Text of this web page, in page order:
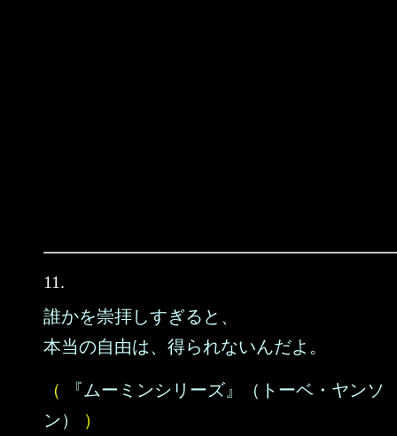
11.
誰かを崇拝しすぎると、
本当の自由は、得られないんだよ。
（
『ムーミンシリーズ』（トーベ・ヤンソ
ン）
）